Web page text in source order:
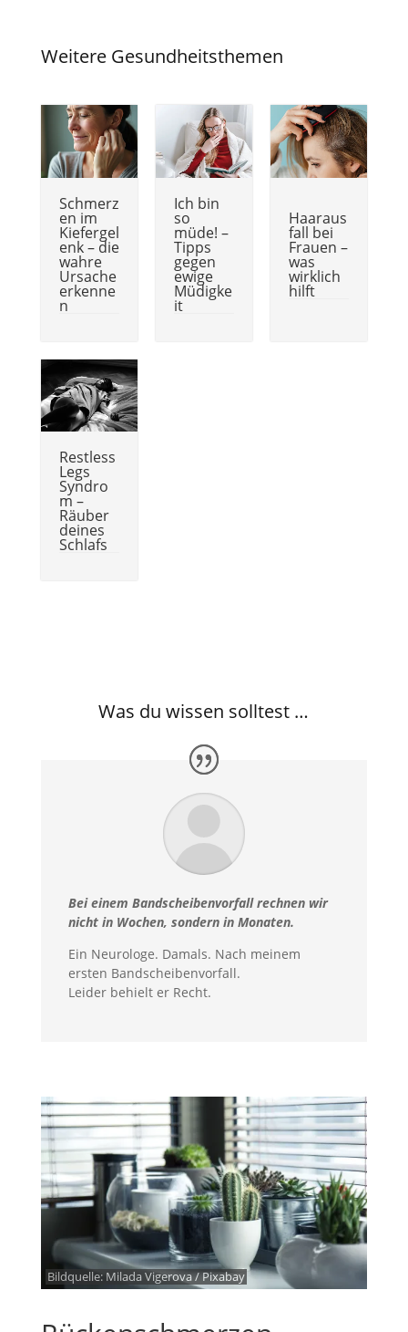
Weitere Gesundheitsthemen
Schmerz
en im
Kiefergel
enk – die
wahre
Ursache
erkenne
n
Ich bin
so
müde! –
Tipps
gegen
ewige
Müdigke
it
Haaraus
fall bei
Frauen –
was
wirklich
hilft
Restless
Legs
Syndro
m –
Räuber
deines
Schlafs
Was du wissen solltest …
Bei einem Bandscheibenvorfall rechnen wir
nicht in Wochen, sondern in Monaten.
Ein Neurologe. Damals. Nach meinem
ersten Bandscheibenvorfall.
Leider behielt er Recht.
Bildquelle: Milada Vigerova / Pixabay